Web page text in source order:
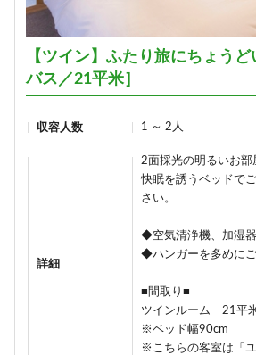
【ツイン】ふたり旅にちょう
バス／21平米］
収容人数 1 ～ 2人
詳細
2面採光の明るいお部
快眠を誘うベッドで
さい。
◆空気清浄機、加湿
◆ハンガーを多めに
■間取り■
ツインルーム 21平
※ベッド幅90cm
※こちらの客室は「